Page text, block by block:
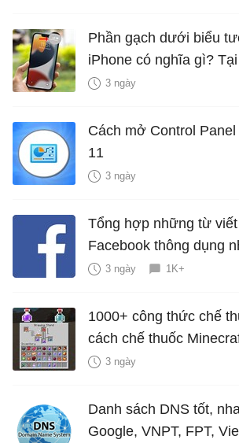
Phần gạch dưới biểu
iPhone có nghĩa gì?
hiểm?
3 ngày
Cách mở Control
11
3 ngày
Tổng hợp những từ
Facebook thông dụng
3 ngày 1K+
1000+ công thức chế
cách chế thuốc
3 ngày
Danh sách DNS tốt,
Google, VNPT, FPT,